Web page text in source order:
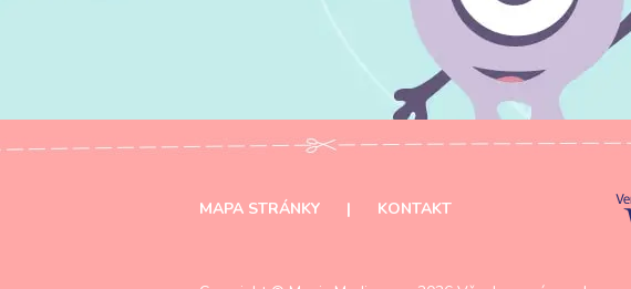
MAPA STRÁNKY | KONTAKT